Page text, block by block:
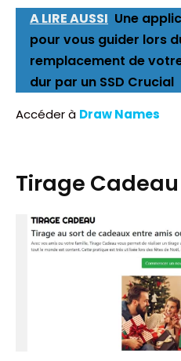
A LIRE AUSSI Une
pour vous guider lors
remplacement de
dur par un SSD Crucial
Accéder à Draw Names
Tirage Cadeau